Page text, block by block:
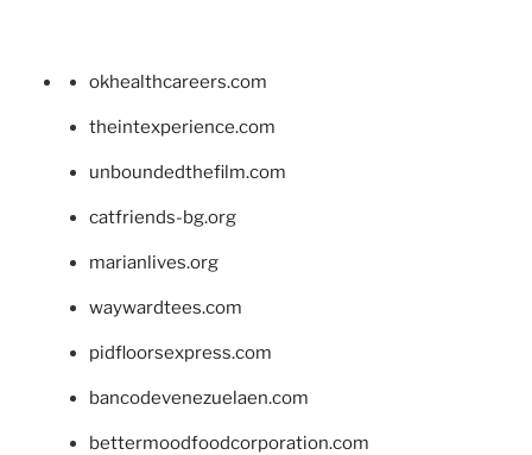
okhealthcareers.com
theintexperience.com
unboundedthefilm.com
catfriends-bg.org
marianlives.org
waywardtees.com
pidfloorsexpress.com
bancodevenezuelaen.com
bettermoodfoodcorporation.com